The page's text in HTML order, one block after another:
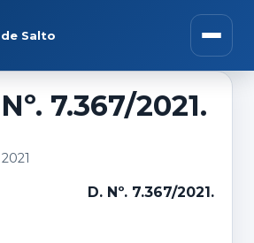
Salto Abrir
7.367/2021.
D. Nº. 7.367/2021.